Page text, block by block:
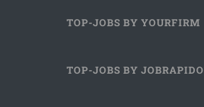
TOP-JOBS BY YOURFIRM
TOP-JOBS BY JOBRAPIDO